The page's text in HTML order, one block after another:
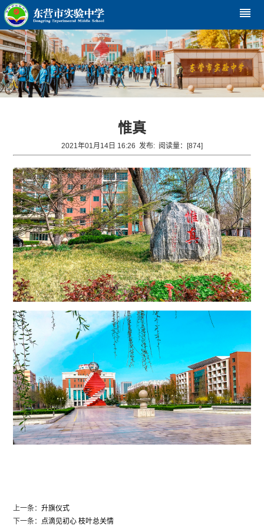
reorder
惟真
2021年01月14日 16:26 发布: 阅读量：[874]
上一条：升旗仪式
下一条： 点滴见初心 枝叶总关情